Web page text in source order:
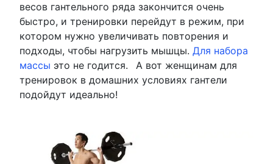
весов гантельного ряда закончится очень
быстро, и тренировки перейдут в режим, при
котором нужно увеличивать повторения и
подходы, чтобы нагрузить мышцы. Для набора
массы это не годится.
А вот женщинам для
тренировок в домашних условиях гантели
подойдут идеально!